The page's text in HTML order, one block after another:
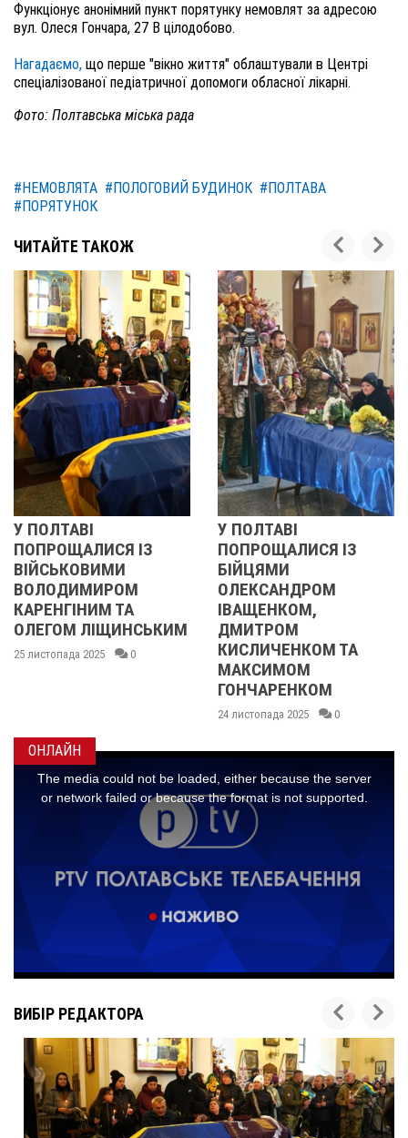
Функціонує анонімний пункт порятунку немовлят за адресою
вул. Олеся Гончара, 27 В цілодобово.
Нагадаємо, що перше "вікно життя" облаштували в Центрі
спеціалізованої педіатричної допомоги обласної лікарні.
Фото: Полтавська міська рада
#НЕМОВЛЯТА #ПОЛОГОВИЙ БУДИНОК #ПОЛТАВА
#ПОРЯТУНОК
ЧИТАЙТЕ ТАКОЖ
ІЗ
ПОПРОЩАЛИСЯ ІЗ
БІЙЦЯМИ
ОЛЕКСАНДРОМ
ІВАЩЕНКОМ,
ДМИТРОМ
КИСЛИЧЕНКОМ ТА
2013 ОЧИМА
21 листопада 2025
ОНЛАЙН
ВИБІР РЕДАКТОРА